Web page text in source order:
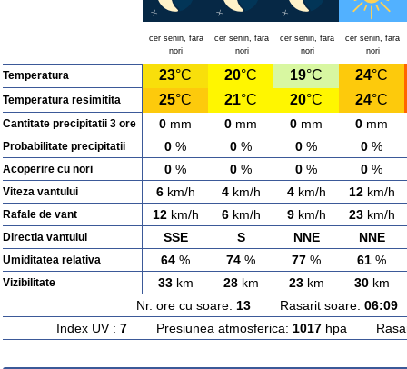
cer senin, fara
nori
cer senin, fara
nori
cer senin, fara
nori
cer senin, fara
nori
Temperatura 23°C 20°C 19°C 24°C
Temperatura resimitita 25°C 21°C 20°C 24°C
Cantitate precipitatii 3 ore 0 mm 0 mm 0 mm 0 mm
Probabilitate precipitatii 0 % 0 % 0 % 0 %
Acoperire cu nori 0 % 0 % 0 % 0 %
Viteza vantului 6km/h 4km/h 4km/h 12km/h
Rafale de vant 12km/h 6km/h 9km/h 23km/h
Directia vantului SSE S NNE NNE
Umiditatea relativa 64 % 74 % 77 % 61 %
Vizibilitate 33km 28km 23km 30km
Nr. ore cu soare: 13Rasarit soare: 06:09
Index UV : 7Presiunea atmosferica: 1017hpa